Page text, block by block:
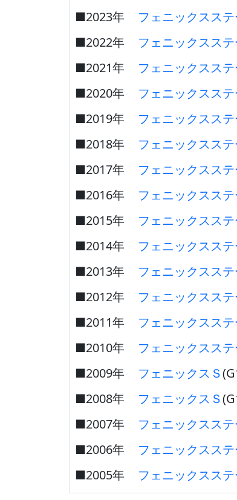
■2023年
フェニックスス
■2022年
フェニックスス
■2021年
フェニックスス
■2020年
フェニックスス
■2019年
フェニックスス
■2018年
フェニックスス
■2017年
フェニックスス
■2016年
フェニックスス
■2015年
フェニックスス
■2014年
フェニックスス
■2013年
フェニックスス
■2012年
フェニックスス
■2011年
フェニックスス
■2010年
フェニックスス
■2009年
フェニックスＳ
■2008年
フェニックスＳ
■2007年
フェニックスス
■2006年
フェニックスス
■2005年
フェニックスス